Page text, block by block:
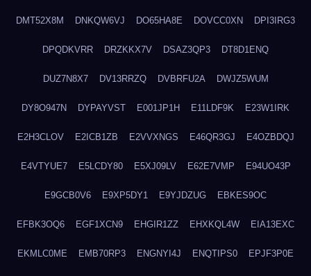
DMT52X8M DNKQW6VJ DO65HA8E DOVCC0XN DPI3IRG3
DPQDKVRR DRZKKX7V DSAZ3QP3 DT8D1ENQ
DUZ7N8X7 DV13RRZQ DVBRFU2A DWJZ5WUM
DY8O947N DYPAYVST E001JP1H E11LDF9K E23W1IRK
E2H3CLOV E2ICB1ZB E2VVXNGS E46QR3GJ E4OZBDQJ
E4VTYUE7 E5LCDY80 E5XJ09LV E62E7VMP E94UO43P
E9GCB0V6 E9XP5DY1 E9YJDZUG EBKES9OC
EFBK3OQ6 EGF1XCN9 EHGIR1ZZ EHXKQL4W EIA13EXC
EKMLC0ME EMB70RP3 ENGNYI4J ENQTIPS0 EPJF3P0E